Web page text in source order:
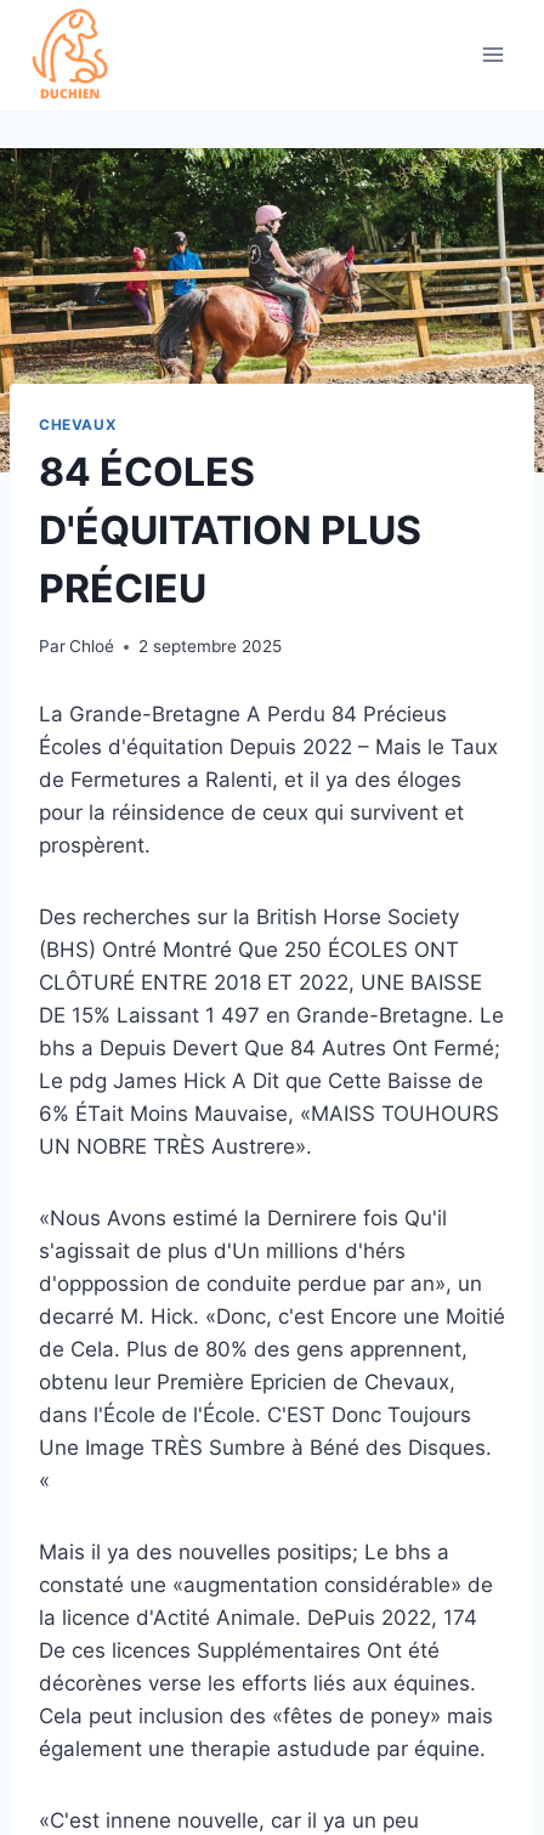
content
CHEVAUX
84 ÉCOLES
D'ÉQUITATION PLUS
PRÉCIEU
ParChloé 2 septembre 2025
La Grande-Bretagne A Perdu 84 Précieus
Écoles d'équitation Depuis 2022 – Mais le Taux
de Fermetures a Ralenti, et il ya des éloges
pour la réinsidence de ceux qui survivent et
prospèrent.
Des recherches sur la British Horse Society
(BHS) Ontré Montré Que 250 ÉCOLES ONT
CLÔTURÉ ENTRE 2018 ET 2022, UNE BAISSE
DE 15% Laissant 1 497 en Grande-Bretagne. Le
bhs a Depuis Devert Que 84 Autres Ont Fermé;
Le pdg James Hick A Dit que Cette Baisse de
6% ÉTait Moins Mauvaise, «MAISS TOUHOURS
UN NOBRE TRÈS Austrere».
«Nous Avons estimé la Dernirere fois Qu'il
s'agissait de plus d'Un millions d'hérs
d'opppossion de conduite perdue par an», un
decarré M. Hick. «Donc, c'est Encore une Moitié
de Cela. Plus de 80% des gens apprennent,
obtenu leur Première Epricien de Chevaux,
dans l'École de l'École. C'EST Donc Toujours
Une Image TRÈS Sumbre à Béné des Disques.
«
Mais il ya des nouvelles positips; Le bhs a
constaté une «augmentation considérable» de
la licence d'Actité Animale. DePuis 2022, 174
De ces licences Supplémentaires Ont été
décorènes verse les efforts liés aux équines.
Cela peut inclusion des «fêtes de poney» mais
également une therapie astudude par équine.
«C'est innene nouvelle, car il ya un peu